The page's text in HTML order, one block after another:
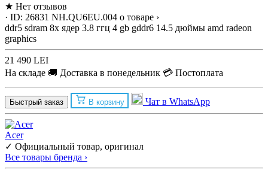
★ Нет отзывов
· ID: 26831 NH.QU6EU.004 о товаре ›
ddr5 sdram 8x ядер 3.8 ггц 4 gb gddr6 14.5 дюймы amd radeon
graphics
21 490 LEI
На складе 🚚 Доставка в понедельник 💳 Постоплата
Быстрый заказ В корзину Чат в WhatsApp
Acer
✓ Официальный товар, оригинал
Все товары бренда ›